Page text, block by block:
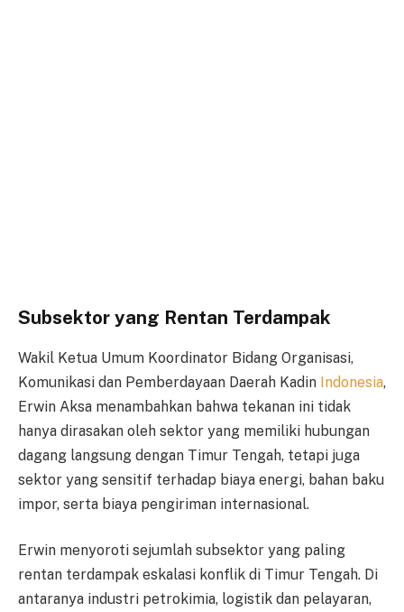
Subsektor yang Rentan Terdampak
Wakil Ketua Umum Koordinator Bidang Organisasi,
Komunikasi dan Pemberdayaan Daerah Kadin Indonesia,
Erwin Aksa menambahkan bahwa tekanan ini tidak
hanya dirasakan oleh sektor yang memiliki hubungan
dagang langsung dengan Timur Tengah, tetapi juga
sektor yang sensitif terhadap biaya energi, bahan baku
impor, serta biaya pengiriman internasional.
Erwin menyoroti sejumlah subsektor yang paling
rentan terdampak eskalasi konflik di Timur Tengah. Di
antaranya industri petrokimia, logistik dan pelayaran,